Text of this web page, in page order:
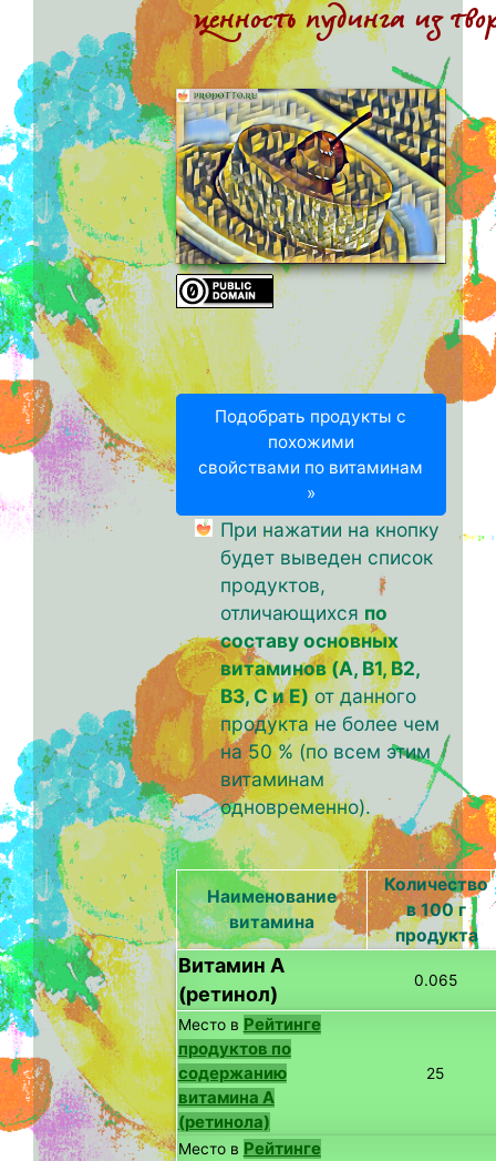
ценность пудинга из
Подобрать продукты с
похожими
свойствами по витаминам
»
При нажатии на кнопку
будет выведен список
продуктов,
отличающихся по
составу основных
витаминов (A, B1, B2,
B3, C и E)от данного
продукта не более чем
на 50 % (по всем этим
витаминам
одновременно).
Наименование
витамина
Количество
в 100 г
продукта
Витамин А
(ретинол)
0.065
Место в Рейтинге
продуктов по
содержанию
витамина A
(ретинола)
25
Место в Рейтинге